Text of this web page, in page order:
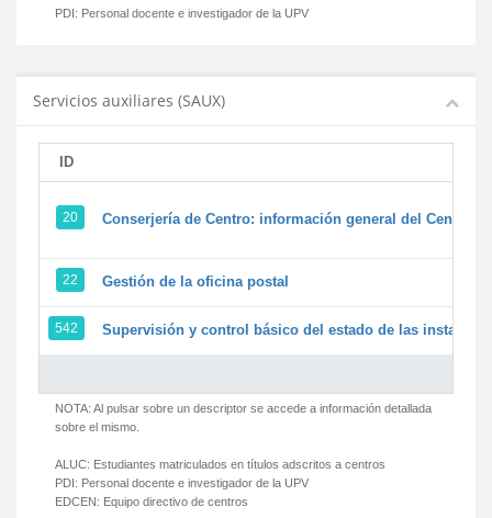
PDI: Personal docente e investigador de la UPV
Servicios auxiliares (SAUX)
ID
20 Conserjería de Centro: información general del Centro y
22 Gestión de la oficina postal
542 Supervisión y control básico del estado de las
NOTA: Al pulsar sobre un descriptor se accede a información detallada
sobre el mismo.
ALUC: Estudiantes matriculados en títulos adscritos a centros
PDI: Personal docente e investigador de la UPV
EDCEN: Equipo directivo de centros